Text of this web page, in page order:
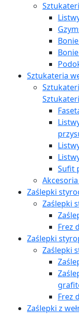
Sztukateria
Sufit
Zaślepki
Zaślepki
Frez
Zaślepki
Zaślepki
Frez
Zaślepki z